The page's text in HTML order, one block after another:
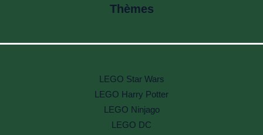
Thèmes
LEGO Star Wars
LEGO Harry Potter
LEGO Ninjago
LEGO DC